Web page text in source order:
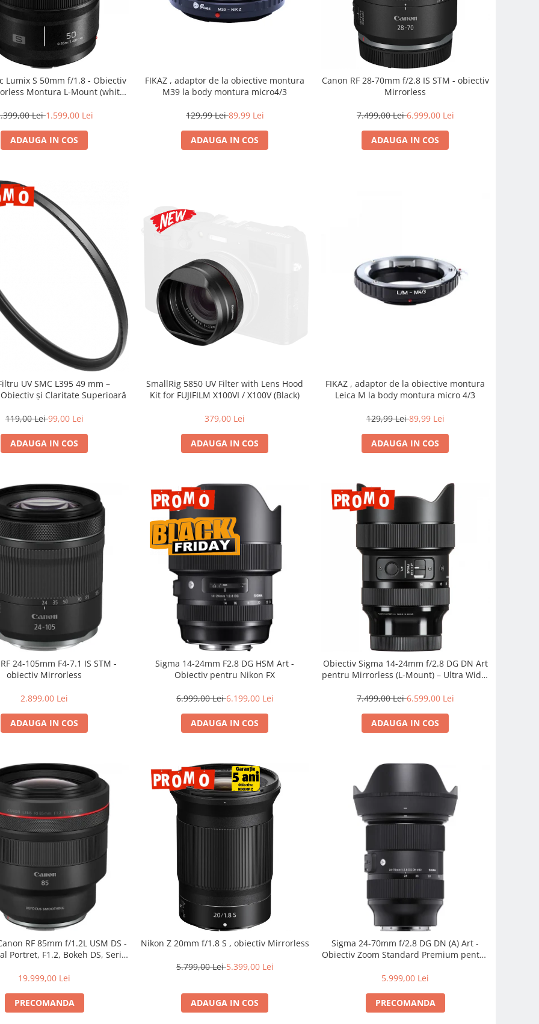
Lumix S 50mm f/1.8 - Obiectiv
Montura L-Mount (white
Lei1.599,00 Lei
ADAUGA IN COS
FIKAZ , adaptor de la obiective montura
M39 la body montura micro4/3
129,99 Lei89,99 Lei
ADAUGA IN COS
Canon RF 28-70mm f/2.8 IS STM - obiectiv
Mirrorless
7.499,00 Lei6.999,00 Lei
ADAUGA IN COS
UV SMC L395 49 mm –
și Claritate Superioară
119,00 Lei99,00 Lei
ADAUGA IN COS
SmallRig 5850 UV Filter with Lens Hood
Kit for FUJIFILM X100VI / X100V (Black)
379,00 Lei
ADAUGA IN COS
FIKAZ , adaptor de la obiective montura
Leica M la body montura micro 4/3
129,99 Lei89,99 Lei
ADAUGA IN COS
24-105mm F4-7.1 IS STM -
obiectiv Mirrorless
2.899,00 Lei
ADAUGA IN COS
Sigma 14-24mm F2.8 DG HSM Art -
Obiectiv pentru Nikon FX
6.999,00 Lei6.199,00 Lei
ADAUGA IN COS
Obiectiv Sigma 14-24mm f/2.8 DG DN Art
pentru Mirrorless (L-Mount) – Ultra Wide,
7.499,00 Lei6.599,00 Lei
ADAUGA IN COS
RF 85mm f/1.2L USM DS -
Portret, F1.2, Bokeh DS, Seria
19.999,00 Lei
PRECOMANDA
Nikon Z 20mm f/1.8 S , obiectiv Mirrorless
5.799,00 Lei5.399,00 Lei
ADAUGA IN COS
Sigma 24-70mm f/2.8 DG DN (A) Art -
Obiectiv Zoom Standard Premium pentru
5.999,00 Lei
PRECOMANDA